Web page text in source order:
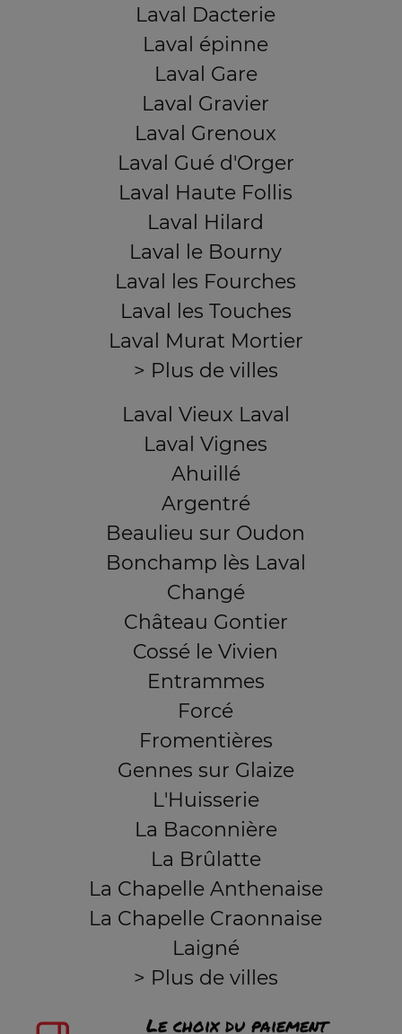
Laval Dacterie
Laval épinne
Laval Gare
Laval Gravier
Laval Grenoux
Laval Gué d'Orger
Laval Haute Follis
Laval Hilard
Laval le Bourny
Laval les Fourches
Laval les Touches
Laval Murat Mortier
> Plus de villes
Laval Vieux Laval
Laval Vignes
Ahuillé
Argentré
Beaulieu sur Oudon
Bonchamp lès Laval
Changé
Château Gontier
Cossé le Vivien
Entrammes
Forcé
Fromentières
Gennes sur Glaize
L'Huisserie
La Baconnière
La Brûlatte
La Chapelle Anthenaise
La Chapelle Craonnaise
Laigné
> Plus de villes
Le choix du paiement